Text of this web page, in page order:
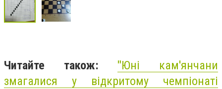
Читайте також: "Юні кам'янчани
змагалися у відкритому чемпіонаті